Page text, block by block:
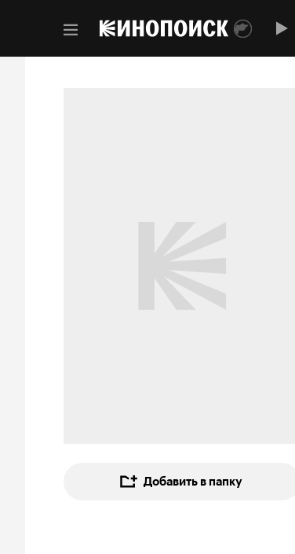
Добавить в папку